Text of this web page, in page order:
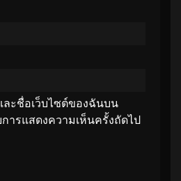
ละชื่อเว็บไซต์ของฉันบน
การแสดงความเห็นครั้งถัดไป